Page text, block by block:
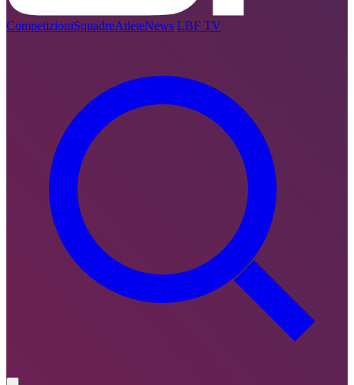
CompetizioniSquadreAtleteNews LBF TV